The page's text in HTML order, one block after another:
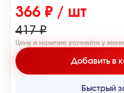
366 ₽ / шт
417 ₽
Цену и наличие уточняйте у
Добавить в
Быстрый